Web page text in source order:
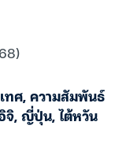
ทศ,ความสัมพันธ์
จิ,ญี่ปุ่น,ไต้หวัน